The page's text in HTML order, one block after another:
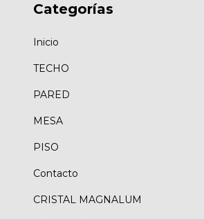
Categorías
Inicio
TECHO
PARED
MESA
PISO
Contacto
CRISTAL MAGNALUM